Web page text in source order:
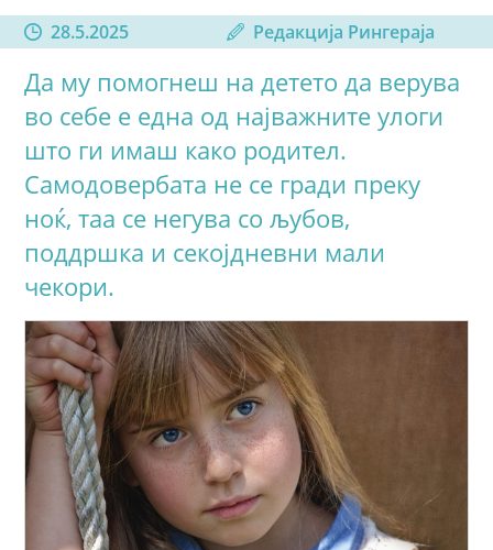
28.5.2025 Редакција Рингераја
Да му помогнеш на детето да верува
во себе е една од најважните улоги
што ги имаш како родител.
Самодовербата не се гради преку
ноќ, таа се негува со љубов,
поддршка и секојдневни мали
чекори.